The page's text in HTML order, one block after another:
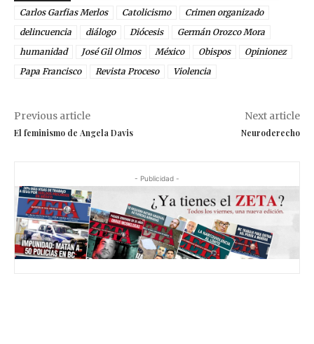
Carlos Garfias Merlos
Catolicismo
Crimen organizado
delincuencia
diálogo Diócesis
Germán Orozco Mora
humanidad
José Gil Olmos México Obispos
Opinionez
Papa Francisco
Revista Proceso Violencia
Previous article
El feminismo de Angela Davis
Next article
Neuroderecho
- Publicidad -